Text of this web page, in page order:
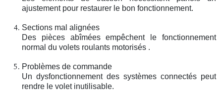
ajustement pour restaurer le bon fonctionnement.
Sections mal alignées
Des pièces abîmées empêchent le fonctionnement
normal du volets roulants motorisés .
Problèmes de commande
Un dysfonctionnement des systèmes connectés peut
rendre le volet inutilisable.